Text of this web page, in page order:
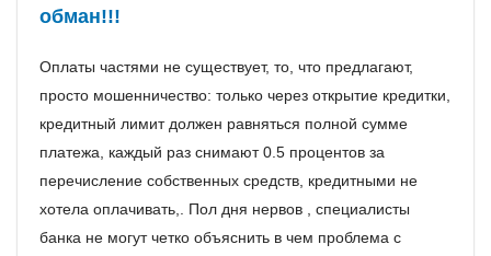
обман!!!
Оплаты частями не существует, то, что предлагают,
просто мошенничество: только через открытие кредитки,
кредитный лимит должен равняться полной сумме
платежа, каждый раз снимают 0.5 процентов за
перечисление собственных средств, кредитными не
хотела оплачивать,. Пол дня нервов , специалисты
банка не могут четко объяснить в чем проблема с